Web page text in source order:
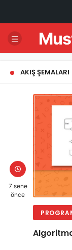
AKIŞ ŞEMALARI
7 sene
önce